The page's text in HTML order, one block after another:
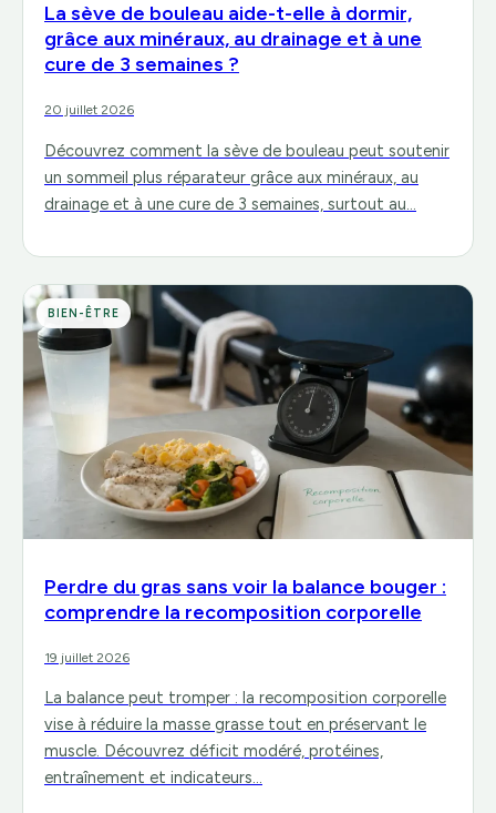
La sève de bouleau aide-t-elle à dormir,
grâce aux minéraux, au drainage et à une
cure de 3 semaines ?
20 juillet 2026
Découvrez comment la sève de bouleau peut soutenir
un sommeil plus réparateur grâce aux minéraux, au
drainage et à une cure de 3 semaines, surtout au…
BIEN-ÊTRE
Perdre du gras sans voir la balance bouger :
comprendre la recomposition corporelle
19 juillet 2026
La balance peut tromper : la recomposition corporelle
vise à réduire la masse grasse tout en préservant le
muscle. Découvrez déficit modéré, protéines,
entraînement et indicateurs…